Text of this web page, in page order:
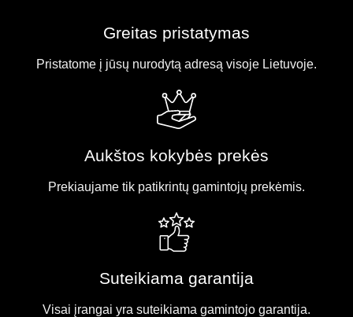
Greitas pristatymas
Pristatome į jūsų nurodytą adresą visoje Lietuvoje.
Aukštos kokybės prekės
Prekiaujame tik patikrintų gamintojų prekėmis.
Suteikiama garantija
Visai įrangai yra suteikiama gamintojo garantija.